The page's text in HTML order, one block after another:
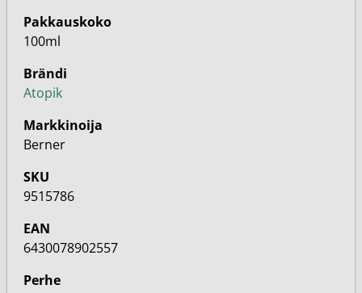
Pakkauskoko
100ml
Brändi
Atopik
Markkinoija
Berner
SKU
9515786
EAN
6430078902557
Perhe